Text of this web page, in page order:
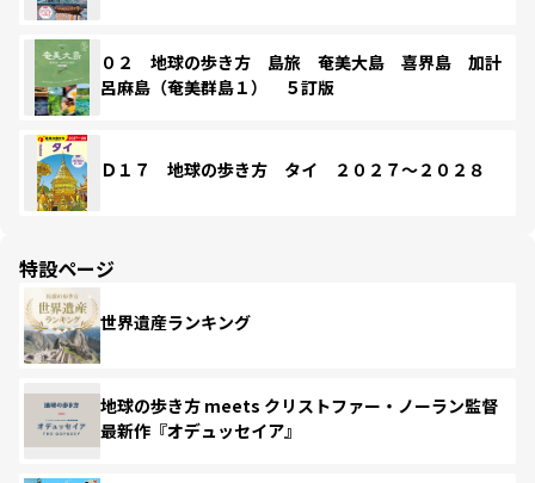
０２ 地球の歩き方 島旅 奄美大島 喜界島 加計
呂麻島（奄美群島１） ５訂版
Ｄ１７ 地球の歩き方 タイ ２０２７～２０２８
特設ページ
世界遺産ランキング
地球の歩き方 meets クリストファー・ノーラン監督
最新作『オデュッセイア』